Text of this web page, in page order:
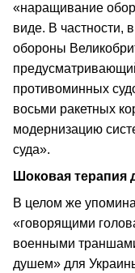
«наращивание
виде. В частности,
обороны
противоминных
восьми ракетных
модернизацию
суда».
Шоковая терапия
В целом же
«говорящими
военными
душем» для